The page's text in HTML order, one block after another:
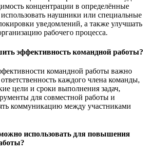
концентрации в определённые
наушники или специальные
уведомлений, а также улучшать
рабочего процесса.
эффективность командной работы?
командной работы важно
каждого члена команды,
цели и сроки выполнения задач,
для совместной работы и
коммуникацию между участниками
использовать для повышения